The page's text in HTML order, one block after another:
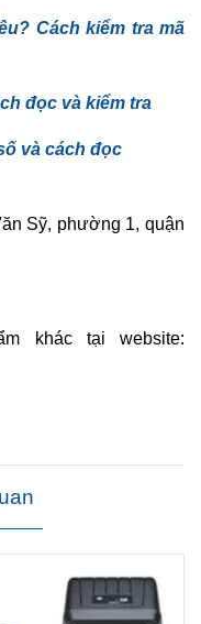
Cách kiểm tra mã
đọc và kiểm tra
và cách đọc
Sỹ, phường 1, quận
khác tại website: